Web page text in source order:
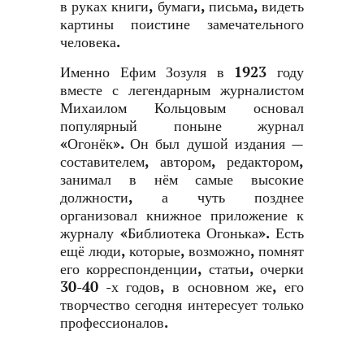
в руках книги, бумаги, письма, видеть
картины поистине замечательного
человека.
Именно Ефим Зозуля в 1923 году
вместе с легендарным журналистом
Михаилом Кольцовым основал
популярный поныне журнал
«Огонёк». Он был душой издания —
составителем, автором, редактором,
занимал в нём самые высокие
должности, а чуть позднее
организовал книжное приложение к
журналу «Библиотека Огонька». Есть
ещё люди, которые, возможно, помнят
его корреспонденции, статьи, очерки
30-40 -х годов, в основном же, его
творчество сегодня интересует только
профессионалов.